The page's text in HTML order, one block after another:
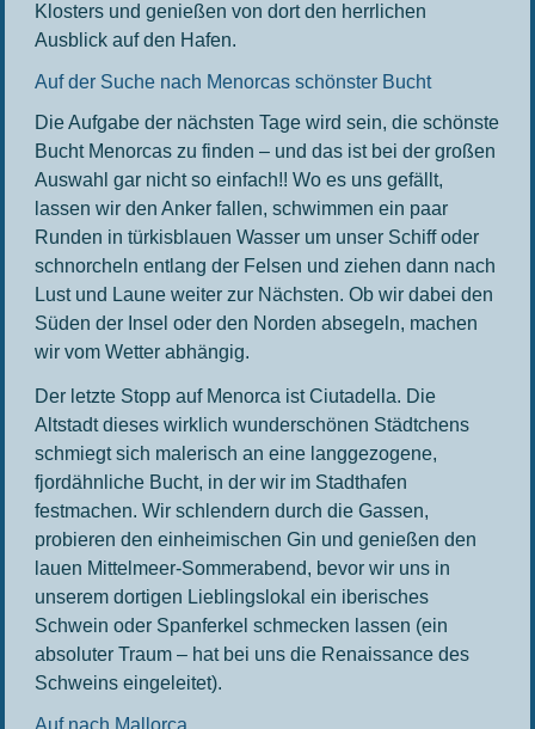
Klosters und genießen von dort den herrlichen
Ausblick auf den Hafen.
Auf der Suche nach Menorcas schönster Bucht
Die Aufgabe der nächsten Tage wird sein, die schönste
Bucht Menorcas zu finden – und das ist bei der großen
Auswahl gar nicht so einfach!! Wo es uns gefällt,
lassen wir den Anker fallen, schwimmen ein paar
Runden in türkisblauen Wasser um unser Schiff oder
schnorcheln entlang der Felsen und ziehen dann nach
Lust und Laune weiter zur Nächsten. Ob wir dabei den
Süden der Insel oder den Norden absegeln, machen
wir vom Wetter abhängig.
Der letzte Stopp auf Menorca ist Ciutadella. Die
Altstadt dieses wirklich wunderschönen Städtchens
schmiegt sich malerisch an eine langgezogene,
fjordähnliche Bucht, in der wir im Stadthafen
festmachen. Wir schlendern durch die Gassen,
probieren den einheimischen Gin und genießen den
lauen Mittelmeer-Sommerabend, bevor wir uns in
unserem dortigen Lieblingslokal ein iberisches
Schwein oder Spanferkel schmecken lassen (ein
absoluter Traum – hat bei uns die Renaissance des
Schweins eingeleitet).